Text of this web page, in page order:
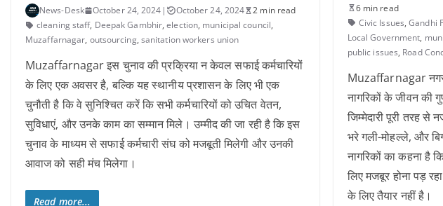
News-Desk October 24, 2024 | October 24, 2024
2 min read
cleaning staff, Deepak Gambhir,election, municipal council,
Muzaffarnagar, outsourcing, sanitation workers union
Muzaffarnagar इस चुनाव की प्रक्रिया न केवल सफाई कर्मचारियों
के लिए एक अवसर है, बल्कि यह स्थानीय प्रशासन के लिए भी एक
चुनौती है कि वे सुनिश्चित करें कि सभी कर्मचारियों को उचित वेतन,
सुविधाएं, और उनके काम का सम्मान मिले। उम्मीद की जा रही है कि इस
चुनाव के माध्यम से सफाई कर्मचारी संघ को मजबूती मिलेगी और उनकी
आवाज को सही मंच मिलेगा।
Read more...
6 min read
Civic Issues,Gandhi
Local Government,
public issues, Road
Muzaffarnagar नगर
नागरिकों के जीवन की
जिम्मेदारी पूरी तरह
भरे गली-मोहल्ले, और
नागरिकों का कहना है
लिए मजबूर होना पड़
के लिए तैयार नहीं है।